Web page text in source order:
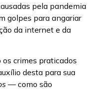
pela pandemia
golpes para angariar
da internet e da
os crimes praticados
desta para sua
— como são